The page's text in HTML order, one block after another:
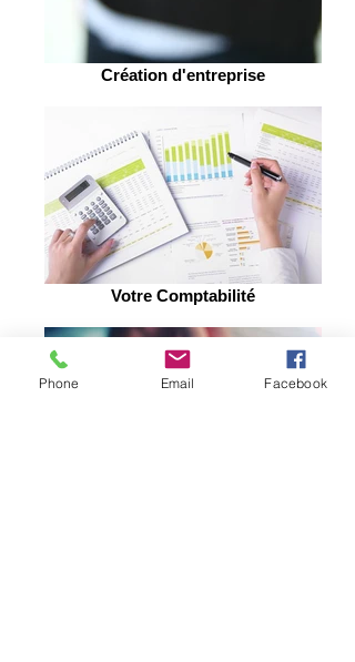
Création d'entreprise
Votre Comptabilité
Phone Email Facebook